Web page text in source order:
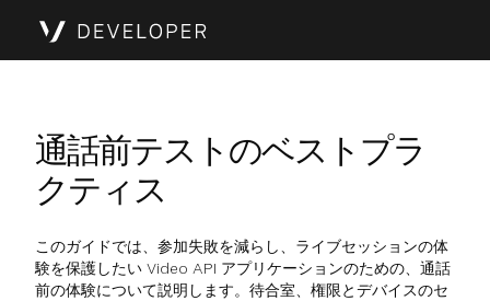
通話前テストのベストプラ
クティス
このガイドでは、参加失敗を減らし、ライブセッションの体
験を保護したい Video API アプリケーションのための、通話
前の体験について説明します。待合室、権限とデバイスのセ